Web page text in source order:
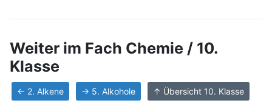
Weiter im Fach Chemie / 10.
Klasse
← 2. Alkene → 5. Alkohole ↑ Übersicht 10. Klasse